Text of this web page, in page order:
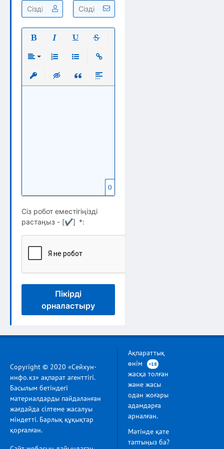
Вставить защищенную ссылку
Вставка скрытого текста
Вставка цитаты
Вставка спойлера
0
Сіз робот еместігіңізді
растаңыз - [✔] *:
Пікірді
орналастыру
Copyright © 2020 «Сейхун-
инфо.кз» ақпарат агенттігі.
Басылым бетіндегі
материалдарды пайдаланған
жағдайда сілтеме жасалуы
міндетті. Барлық құқықтар
қорғалған.
Ақпараттық
өнім
+18
жасқа толған
және жасы
одан жоғары
адамдарға
арналған.
Мәтінде қате
таптыңыз ба?